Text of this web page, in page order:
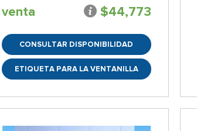
venta
$44,773
CONSULTAR DISPONIBILIDAD
ETIQUETA PARA LA VENTANILLA